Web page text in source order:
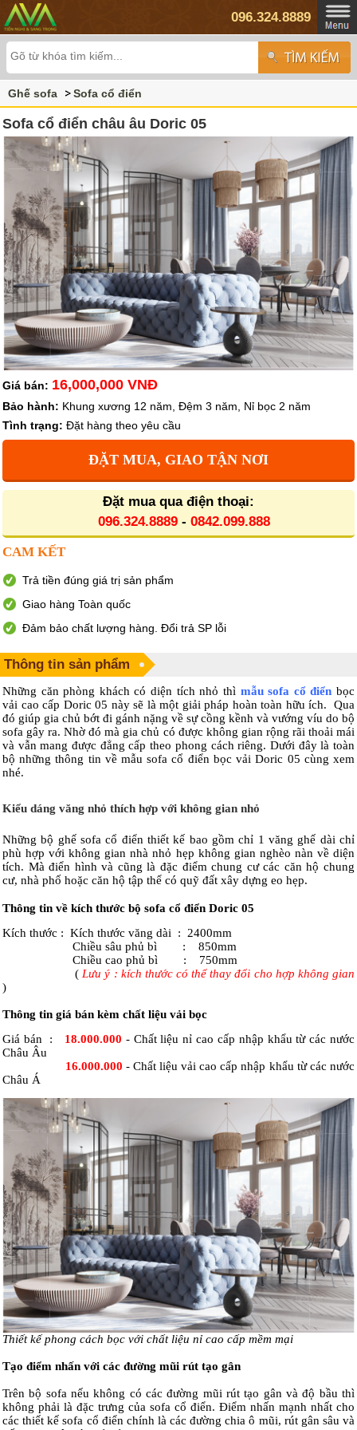
096.324.8889
Ghế sofa Sofa cổ điển
Sofa cổ điển châu âu Doric 05
Giá bán: 16,000,000 VNĐ
Bảo hành: Khung xương 12 năm, Đệm 3 năm, Nỉ bọc 2 năm
Tình trạng: Đặt hàng theo yêu cầu
ĐẶT MUA, GIAO TẬN NƠI
Đặt mua qua điện thoại:
096.324.8889- 0842.099.888
CAM KẾT
Trả tiền đúng giá trị sản phẩm
Giao hàng Toàn quốc
Đảm bảo chất lượng hàng. Đổi trả SP lỗi
Thông tin sản phẩm
Những căn phòng khách có diện tích nhỏ thì mẫu sofa cổ điển bọc
vải cao cấp Doric 05 này sẽ là một giải pháp hoàn toàn hữu ích. Qua
đó giúp gia chủ bớt đi gánh nặng về sự cồng kềnh và vướng víu do bộ
sofa gây ra.Nhờ đó mà gia chủ có được không gian rộng rãi thoải mái
và vẫn mang được đẳng cấp theo phong cách riêng. Dưới đây là toàn
bộ những thông tin về mẫu sofa cổ điển bọc vải Doric 05 cùng xem
nhé.
Kiểu dáng văng nhỏ thích hợp với không gian nhỏ
Những bộ ghế sofa cổ điển thiết kế bao gồm chỉ 1 văng ghế dài chỉ
phù hợp với không gian nhà nhỏ hẹp không gian nghèo nàn về diện
tích. Mà điển hình và cũng là đặc điểm chung cư các căn hộ chung
cư, nhà phố hoặc căn hộ tập thể có quỹ đất xây dựng eo hẹp.
Thông tin về kích thước bộ sofa cổ điển Doric 05
Kích thước : Kích thước văng dài : 2400mm
Chiều sâu phủ bì : 850mm
Chiều cao phủ bì : 750mm
( Lưu ý : kích thước có thể thay đổi cho hợp không gian
)
Thông tin giá bán kèm chất liệu vải bọc
Giá bán : 18.000.000 - Chất liệu nỉ cao cấp nhập khẩu từ các nước
Châu Âu
16.000.000 - Chất liệu vải cao cấp nhập khẩu từ các nước
Châu Á
Thiết kế phong cách bọc với chất liệu nỉ cao cấp mềm mại
Tạo điểm nhấn với các đường mũi rút tạo gân
Trên bộ sofa nếu không có các đường mũi rút tạo gân và độ bầu thì
không phải là đặc trưng của sofa cổ điển. Điểm nhấn mạnh nhất cho
các thiết kế sofa cổ điển chính là các đường chia ô mũi, rút gân sâu và